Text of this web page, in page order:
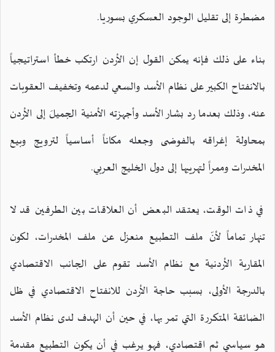
مضطرة إلى تقليل الوجود العسكري بسوريا.
بناء على ذلك فإنه يمكن القول إن الأردن ارتكب خطأ استراتيجياً
بالانفتاح الكبير على نظام الأسد والسعي لدعمه وتخفيف العقوبات
عنه، وذلك بعدما رد بشار الأسد وأجهزته الأمنية الجميلَ إلى الأردن
بمحاولة إغراقه بالفوضى وجعله مكاناً أساسياً لترويج وبيع
المخدرات وممراً لتهريبها إلى دول الخليج العربي.
في ذات الوقت، يعتقد البعض أن العلاقات بين الطرفين قد لا
تنهار تماماً لأنّ ملف التطبيع منعزل عن ملف المخدرات، لكون
المقاربة الأردنية مع نظام الأسد تقوم على الجانب الاقتصادي
بالدرجة الأولى، بسبب حاجة الأردن للانفتاح الاقتصادي في ظل
الضائقة المتكررة التي تمر بها، في حين أن الهدف لدى نظام الأسد
هو سياسي ثم اقتصادي، فهو يرغب في أن يكون التطبيع مقدمة